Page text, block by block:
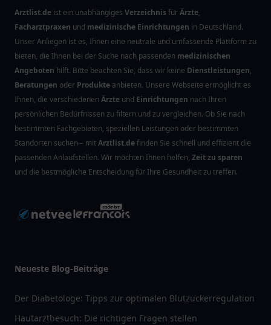
Arztlist.de ist ein unabhängiges VerzeichnisfürÄrzte,
Facharztpraxen und medizinische Einrichtungen in Deutschland.
Unser Anliegen ist es, Ihnen eine neutrale und umfassende Plattform zu
bieten, die Ihnen bei der Suche nach passenden medizinischen
Angeboten hilft. Bitte beachten Sie, dass wir keine Dienstleistungen,
Beratungen oder Produkte anbieten. Unsere Webseite ermöglicht es
Ihnen, die verschiedenenÄrzte und Einrichtungen nach Ihren
persönlichen Bedürfnissen zu filtern und zu vergleichen. Ob Sie nach
bestimmten Fachgebieten, speziellen Leistungen oder bestimmten
Standorten suchen – mitArztlist.definden Sie schnell und effizient die
passenden Anlaufstellen. Wir möchten Ihnen helfen, Zeit zu sparen
und die bestmögliche Entscheidung für Ihre Gesundheit zu treffen.
Neueste Blog-Beiträge
Der Diabetologe: Tipps zur optimalen Blutzuckerregulation
Hautarztbesuch: Die richtigen Fragen stellen